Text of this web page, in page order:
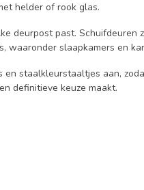
helder of rook glas.
deurpost past. Schuifdeuren
waaronder slaapkamers en
staalkleurstaaltjes aan,
definitieve keuze maakt.